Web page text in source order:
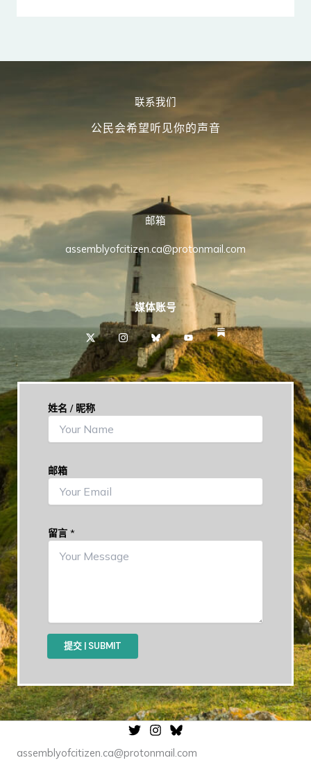
联系我们
公民会希望听见你的声音
邮箱
assemblyofcitizen.ca@protonmail.com
媒体账号
Y
o
u
t
u
b
e
姓名 / 昵称
邮箱
留言 *
提交 | SUBMIT
assemblyofcitizen.ca@protonmail.com